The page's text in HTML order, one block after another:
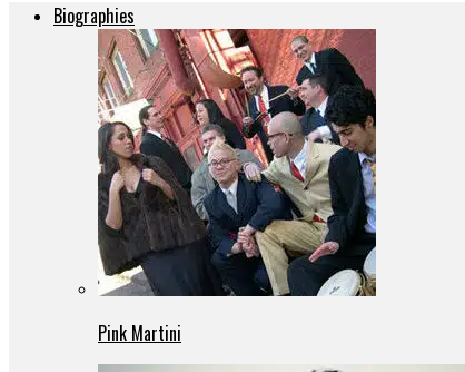
Biographies
Pink Martini